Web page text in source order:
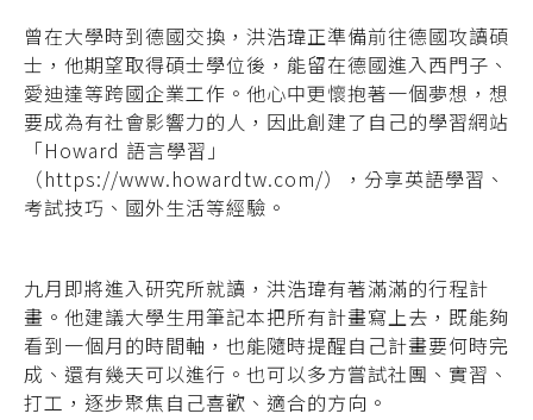
曾在大學時到德國交換，洪浩瑋正準備前往德國攻讀碩
士，他期望取得碩士學位後，能留在德國進入西門子、
愛迪達等跨國企業工作。他心中更懷抱著一個夢想，想
要成為有社會影響力的人，因此創建了自己的學習網站
「Howard 語言學習」
（https://www.howardtw.com/），分享英語學習、
考試技巧、國外生活等經驗。
九月即將進入研究所就讀，洪浩瑋有著滿滿的行程計
畫。他建議大學生用筆記本把所有計畫寫上去，既能夠
看到一個月的時間軸，也能隨時提醒自己計畫要何時完
成、還有幾天可以進行。也可以多方嘗試社團、實習、
打工，逐步聚焦自己喜歡、適合的方向。